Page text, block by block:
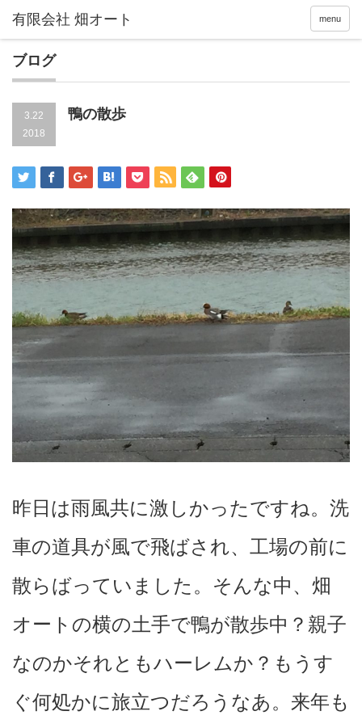
menu
ブログ
3.22
2018
鴨の散歩
昨日は雨風共に激しかったですね。洗
車の道具が風で飛ばされ、工場の前に
散らばっていました。そんな中、畑
オートの横の土手で鴨が散歩中？親子
なのかそれともハーレムか？もうす
ぐ何処かに旅立つだろうなあ。来年も